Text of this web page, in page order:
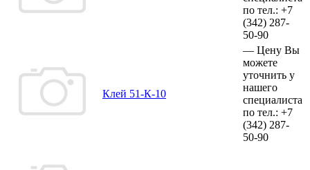
по тел.: +7
(342) 287-
50-90
Клей 51-К-10
— Цену Вы
можете
уточнить у
нашего
специалиста
по тел.: +7
(342) 287-
50-90